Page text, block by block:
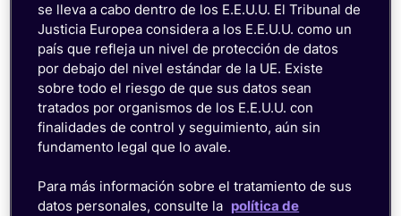
Desafío
¿Le preocupan las
brechas de seguridad y
el robo de datos?
La solución
emnify
SuperNetwork
Obtenga ciberseguridad
integrada y completa para sus
dispositivos y datos IoT.
Proteja sus transmisiones de
seguridad avanzadas.
se lleva a cabo dentro de los E.E.U.U. El Tribunal de
Justicia Europea considera a los E.E.U.U. como un
país que refleja un nivel de protección de datos
por debajo del nivel estándar de la UE. Existe
sobre todo el riesgo de que sus datos sean
tratados por organismos de los E.E.U.U. con
finalidades de control y seguimiento, aún sin
fundamento legal que lo avale.
Para más información sobre el tratamiento de sus
datos personales, consulte la política de